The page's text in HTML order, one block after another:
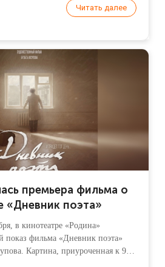
Читать далее
премьера фильма о
«Дневник поэта»
в кинотеатре «Родина»
показ фильма «Дневник поэта»
Картина, приуроченная к 90-